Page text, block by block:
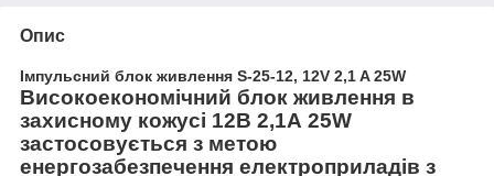
Опис
Імпульсний блок живлення S-25-12, 12V 2,1 A 25W
Високоекономічний блок живлення в
захисному кожусі 12В 2,1А 25W
застосовується з метою
енергозабезпечення електроприладів з